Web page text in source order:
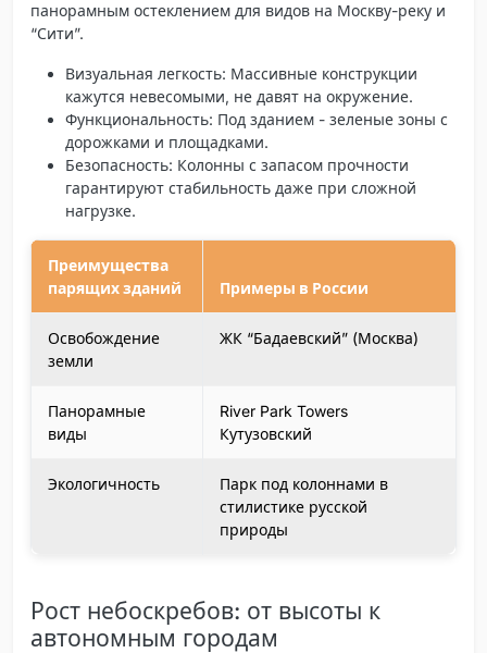
панорамным остеклением для видов на Москву-реку и
“Сити”.
Визуальная легкость: Массивные конструкции
кажутся невесомыми, не давят на окружение.
Функциональность: Под зданием - зеленые зоны с
дорожками и площадками.
Безопасность: Колонны с запасом прочности
гарантируют стабильность даже при сложной
нагрузке.
Преимущества
парящих зданий
Примеры в России
Освобождение
земли
ЖК “Бадаевский” (Москва)
Панорамные
виды
River Park Towers
Кутузовский
Экологичность
Парк под колоннами в
стилистике русской
природы
Рост небоскребов: от высоты к
автономным городам